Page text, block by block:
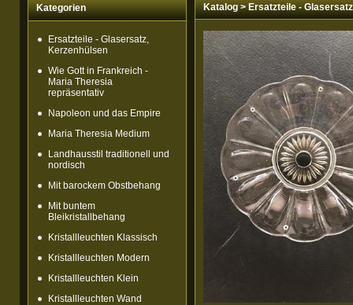
Kategorien
Ersatzteile - Glasersatz,
Kerzenhülsen
Wie Gott in Frankreich -
Maria Theresia
repräsentativ
Napoleon und das Empire
Maria Theresia Medium
Landhausstil traditionell und
nordisch
Mit barockem Obstbehang
Mit buntem
Bleikristallbehang
Kristallleuchten Klassisch
Kristallleuchten Modern
Kristallleuchten Klein
Kristallleuchten Wand
Katalog>Ersatzteile -